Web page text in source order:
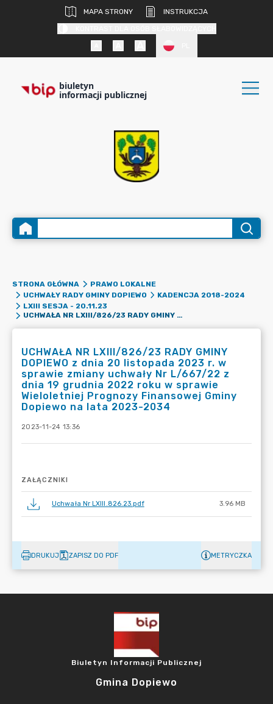
MAPA STRONY
INSTRUKCJA
biuletyn
informacji publicznej
STRONA GŁÓWNA
PRAWO LOKALNE
UCHWAŁY RADY GMINY DOPIEWO
KADENCJA 2018-2024
LXIII SESJA - 20.11.23
UCHWAŁA NR LXIII/826/23 RADY GMINY DOPIEWO Z DNIA 20 LISTOPADA 2023 R. W SPRAWIE ZMIANY UCHWAŁY NR L/667/22 Z DNIA 19 GRUDNIA 2022 ROKU W SPRAWIE WIELOLETNIEJ PROGNOZY FINANSOWEJ GMINY DOPIEWO NA LATA 2023-2034
UCHWAŁA NR LXIII/826/23 RADY GMINY
DOPIEWO z dnia 20 listopada 2023 r. w
sprawie zmiany uchwały Nr L/667/22 z
dnia 19 grudnia 2022 roku w sprawie
Wieloletniej Prognozy Finansowej Gminy
Dopiewo na lata 2023-2034
2023-11-24 13:36
ZAŁĄCZNIKI
Uchwała Nr LXIII.826.23.pdf 3.96 MB
DRUKUJ ZAPISZ DO PDF METRYCZKA
Biuletyn Informacji Publicznej
Gmina Dopiewo